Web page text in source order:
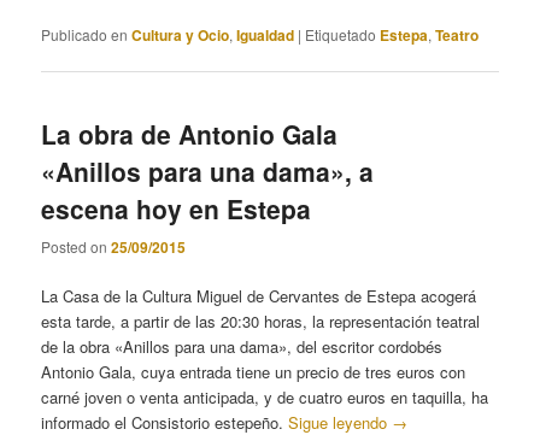
Publicado en Cultura y Ocio,Igualdad | Etiquetado Estepa,Teatro
La obra de Antonio Gala
«Anillos para una dama», a
escena hoy en Estepa
Posted on25/09/2015
La Casa de la Cultura Miguel de Cervantes de Estepa acogerá
esta tarde, a partir de las 20:30 horas, la representación teatral
de la obra «Anillos para una dama», del escritor cordobés
Antonio Gala, cuya entrada tiene un precio de tres euros con
carné joven o venta anticipada, y de cuatro euros en taquilla, ha
informado el Consistorio estepeño.Sigue leyendo →